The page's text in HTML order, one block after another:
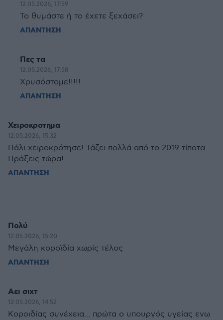
12.05.2026, 17:59
Το θυμάστε ή το έχετε ξεχάσει?
ΑΠΑΝΤΗΣΗ
Πες τα
12.05.2026, 17:58
Χρυσόστομε!!!!!
ΑΠΑΝΤΗΣΗ
Χειροκροτημα
12.05.2026, 15:32
Πάλι χειροκρότησε! Τάζει πολλά από το 2019 τίποτα.
Πράξεις τώρα!
ΑΠΑΝΤΗΣΗ
Πολύ
12.05.2026, 15:20
Μεγάλη κοροϊδία χωρίς τέλος
ΑΠΑΝΤΗΣΗ
Αει σιχτ
12.05.2026, 14:52
Κοροιδίας συνέχεια... πρώτα ο υπουργός υγείας ενω